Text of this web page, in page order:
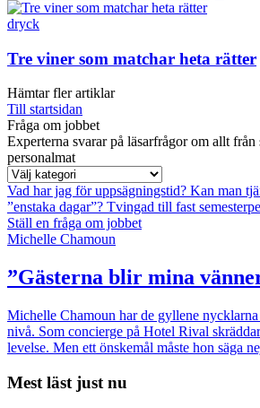
dryck
Tre viner som matchar heta rätter
Hämtar fler artiklar
Till startsidan
Fråga om jobbet
Experterna svarar på läsarfrågor om allt
personalmat
Vad har jag för uppsägningstid? Kan man
”enstaka dagar”? Tvingad till fast
Ställ en fråga om jobbet
Michelle Chamoun
”Gästerna blir mina
Michelle Chamoun har de gyllene
nivå. Som concierge på Hotel Rival
levelse. Men ett önskemål måste hon säga
Mest läst just nu